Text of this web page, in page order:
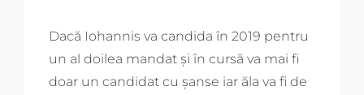
Dacă Iohannis va candida în 2019 pentru
un al doilea mandat și în cursă va mai fi
doar un candidat cu șanse iar ăla va fi de